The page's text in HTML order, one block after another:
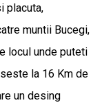
placuta,
muntii Bucegi,
locul unde puteti
la 16 Km de
un desing